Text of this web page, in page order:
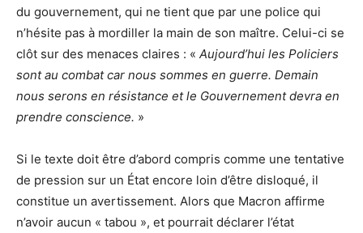
du gouvernement, qui ne tient que par une police qui
n’hésite pas à mordiller la main de son maître. Celui-ci se
clôt sur des menaces claires : « Aujourd’hui les Policiers
sont au combat car nous sommes en guerre. Demain
nous serons en résistance et le Gouvernement devra en
prendre conscience. »
Si le texte doit être d’abord compris comme une tentative
de pression sur un État encore loin d’être disloqué, il
constitue un avertissement. Alors que Macron affirme
n’avoir aucun « tabou », et pourrait déclarer l’état